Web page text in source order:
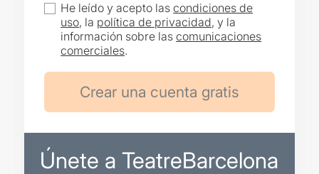
He leído y acepto lascondiciones de
uso, la política de privacidad, y la
información sobre lascomunicaciones
comerciales.
Únete a TeatreBarcelona